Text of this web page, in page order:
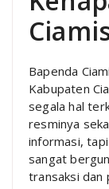
Bapenda
Kabupaten
segala hal
resminya
informasi,
sangat
transaksi dan